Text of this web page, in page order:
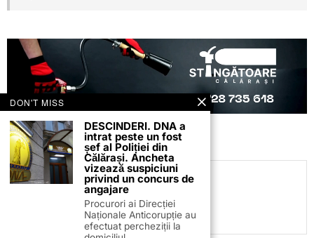
C.C
DON'T MISS
DESCINDERI. DNA a
intrat peste un fost
șef al Poliției din
Călărași. Ancheta
vizează suspiciuni
privind un concurs de
angajare
Procurori ai Direcției
Naționale Anticorupție au
efectuat percheziții la